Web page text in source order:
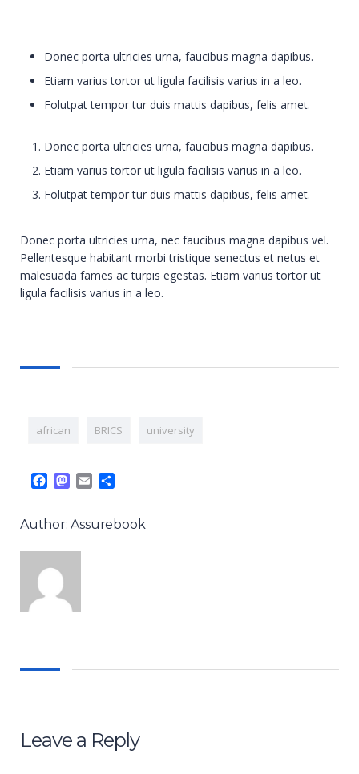
Donec porta ultricies urna, faucibus magna dapibus.
Etiam varius tortor ut ligula facilisis varius in a leo.
Folutpat tempor tur duis mattis dapibus, felis amet.
Donec porta ultricies urna, faucibus magna dapibus.
Etiam varius tortor ut ligula facilisis varius in a leo.
Folutpat tempor tur duis mattis dapibus, felis amet.
Donec porta ultricies urna, nec faucibus magna dapibus vel.
Pellentesque habitant morbi tristique senectus et netus et
malesuada fames ac turpis egestas. Etiam varius tortor ut
ligula facilisis varius in a leo.
african BRICS university
Facebook
Mastodon
Email
Author: Assurebook
Leave a Reply